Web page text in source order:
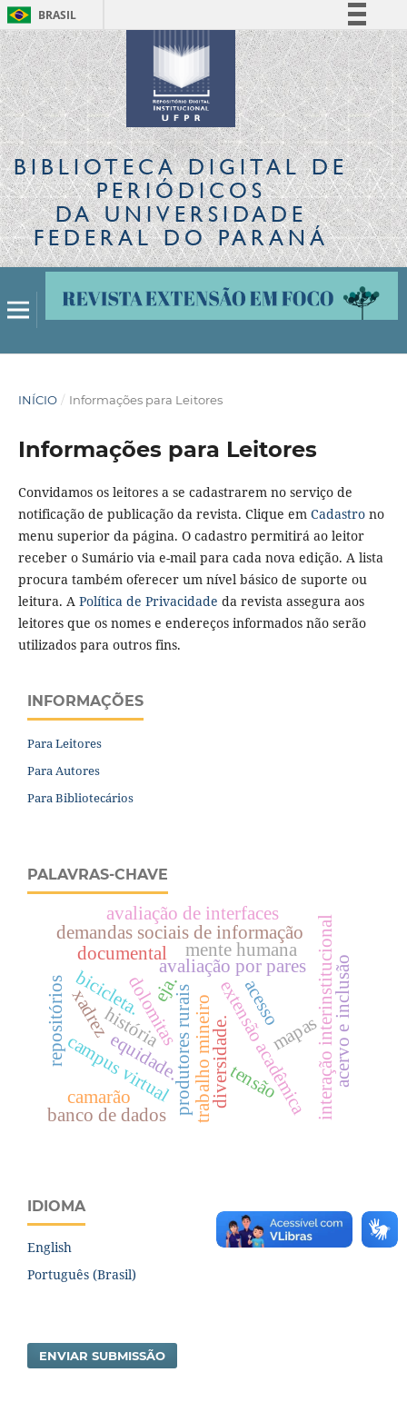
BRASIL
Simplifique!
Comunica BR
Participe
Acesso à informação
Legislação
Canais
BIBLIOTECA DIGITALDE
PERIÓDICOS
DA UNIVERSIDADE
FEDERAL DO PARANÁ
INÍCIO / Informações para Leitores
Informações para Leitores
Convidamos os leitores a se cadastrarem no serviço de
notificação de publicação da revista. Clique em Cadastrono
menu superior da página. O cadastro permitirá ao leitor
receber o Sumário via e-mail para cada nova edição. A lista
procura também oferecer um nível básico de suporte ou
leitura. A Política de Privacidade da revista assegura aos
leitores que os nomes e endereços informados não serão
utilizados para outros fins.
INFORMAÇÕES
Para Leitores
Para Autores
Para Bibliotecários
PALAVRAS-CHAVE
avaliação por pares
trabalho mineiro
dolomitas
documental
extensão acadêmica
demandas sociais de informação
história diversidade. interação interinstitucional
produtores rurais acervo e inclusão
campus virtual mapas
banco de dados
bicicleta.
avaliação de interfaces
repositórios
camarão
xadrez
mente humana
tensão
eja. acesso
equidade.
IDIOMA
English
Português (Brasil)
ENVIAR SUBMISSÃO